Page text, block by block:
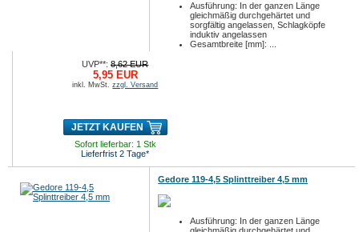
Ausführung: In der ganzen Länge
gleichmäßig durchgehärtet und
sorgfältig angelassen, Schlagköpfe
induktiv angelassen
Gesamtbreite [mm]: ...
UVP**:8,62 EUR
5,95 EUR
inkl. MwSt.zzgl. Versand
JETZT KAUFEN
Sofort lieferbar: 1 Stk
Lieferfrist 2 Tage*
Gedore 119-4,5 Splinttreiber 4,5 mm
Ausführung: In der ganzen Länge